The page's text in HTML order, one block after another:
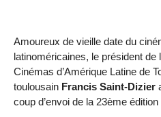
Amoureux de vieille date du
latinoméricaines, le président de
Cinémas d’Amérique Latine de
toulousain Francis Saint-Dizier
coup d’envoi de la 23ème